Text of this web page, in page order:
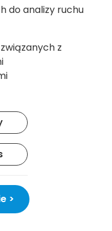
jest Baltrade sp. z o.o.
80-298 Gdańsk.
do analizy ruchu
z
>